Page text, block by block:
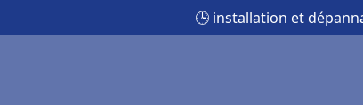
🕒 installation et